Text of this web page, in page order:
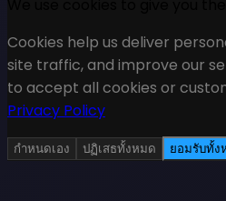
Cookies help us deliver
site traffic, and improve our
to accept all cookies or
Privacy Policy
กำหนดเอง ปฏิเสธทั้งหมด ยอมรับทั้ง